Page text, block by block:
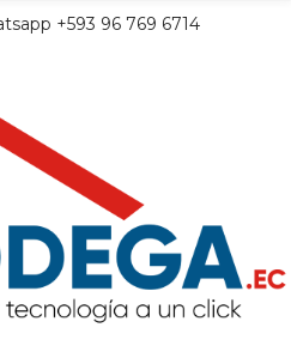
+593 96 769 6714